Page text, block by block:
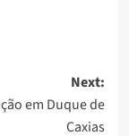
Next:
em Duque de
Caxias